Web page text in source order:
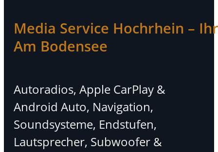
Media Service Hochrhein –
Am Bodensee
Autoradios, Apple CarPlay &
Android Auto, Navigation,
Soundsysteme, Endstufen,
Lautsprecher, Subwoofer &